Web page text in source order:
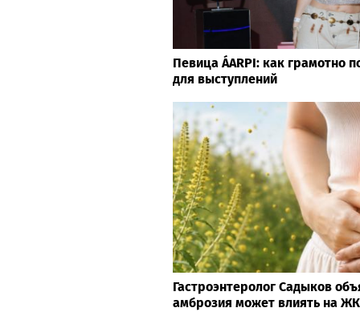
Певица ÁARPI: как грамотно
для выступлений
Гастроэнтеролог Садыков
амброзия может влиять на